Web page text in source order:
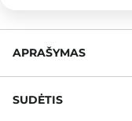
APRAŠYMAS
SUDĖTIS